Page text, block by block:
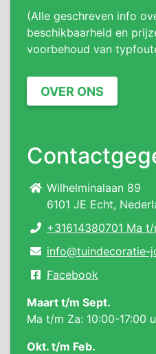
(Alle geschreven info
beschikbaarheid en
voorbehoud van
OVER ONS
Wilhelminalaan 89
6101 JE Echt,
+31614380701 Ma t/
info@tuindecoratie-
Facebook
Maart t/m Sept.
Ma t/m Za: 10:00-17:00
Okt. t/m Feb.